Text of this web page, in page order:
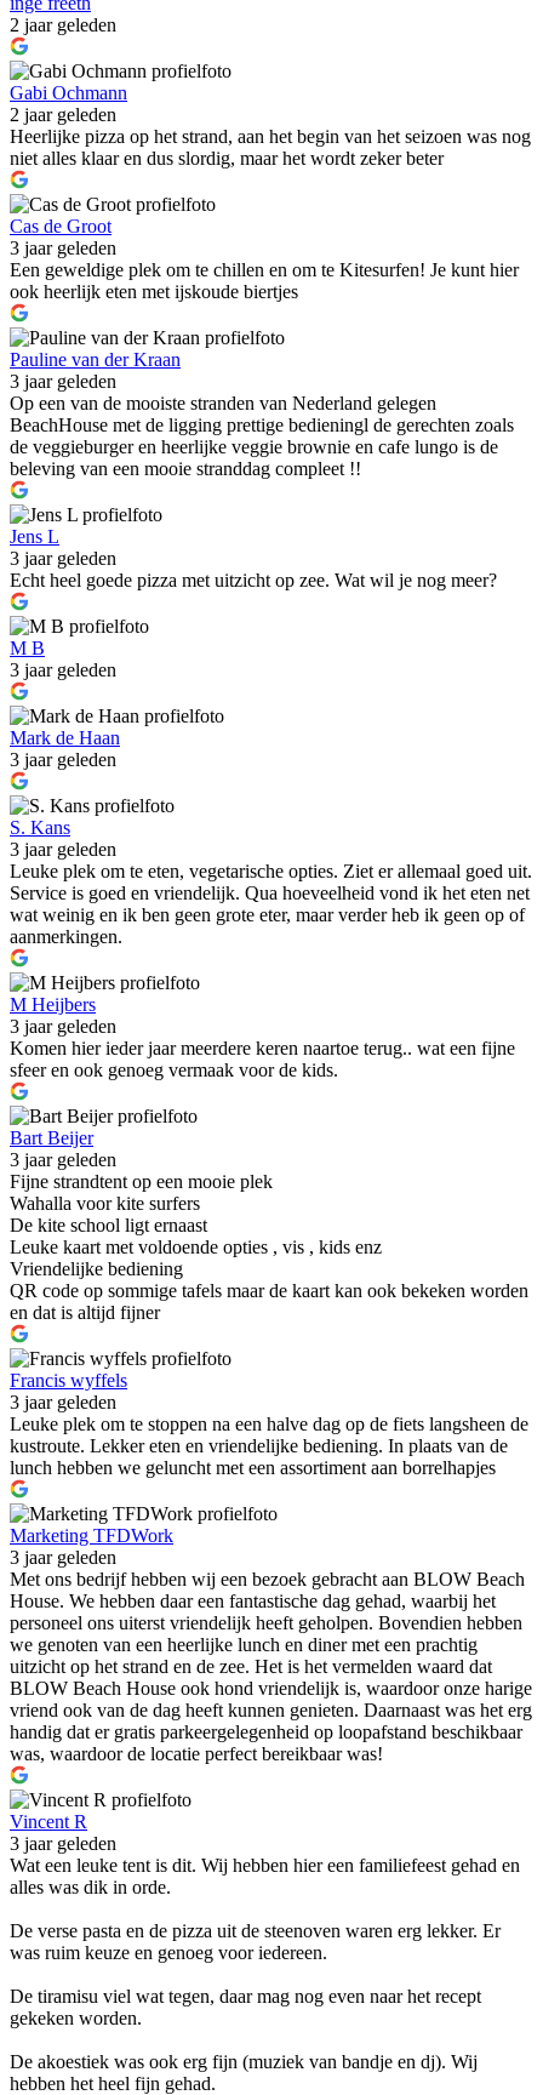
2 jaar geleden
Gabi Ochmann
2 jaar geleden
Heerlijke pizza op het strand, aan het begin van het seizoen was nog
niet alles klaar en dus slordig, maar het wordt zeker beter
Cas de Groot
3 jaar geleden
Een geweldige plek om te chillen en om te Kitesurfen! Je kunt hier
ook heerlijk eten met ijskoude biertjes
Pauline van der Kraan
3 jaar geleden
Op een van de mooiste stranden van Nederland gelegen
BeachHouse met de ligging prettige bedieningl de gerechten zoals
de veggieburger en heerlijke veggie brownie en cafe lungo is de
beleving van een mooie stranddag compleet !!
Jens L
3 jaar geleden
Echt heel goede pizza met uitzicht op zee. Wat wil je nog meer?
M B
3 jaar geleden
Mark de Haan
3 jaar geleden
S. Kans
3 jaar geleden
Leuke plek om te eten, vegetarische opties. Ziet er allemaal goed uit.
Service is goed en vriendelijk. Qua hoeveelheid vond ik het eten net
wat weinig en ik ben geen grote eter, maar verder heb ik geen op of
aanmerkingen.
M Heijbers
3 jaar geleden
Komen hier ieder jaar meerdere keren naartoe terug.. wat een fijne
sfeer en ook genoeg vermaak voor de kids.
Bart Beijer
3 jaar geleden
Fijne strandtent op een mooie plek
Wahalla voor kite surfers
De kite school ligt ernaast
Leuke kaart met voldoende opties , vis , kids enz
Vriendelijke bediening
QR code op sommige tafels maar de kaart kan ook bekeken worden
en dat is altijd fijner
Francis wyffels
3 jaar geleden
Leuke plek om te stoppen na een halve dag op de fiets langsheen de
kustroute. Lekker eten en vriendelijke bediening. In plaats van de
lunch hebben we geluncht met een assortiment aan borrelhapjes
Marketing TFDWork
3 jaar geleden
Met ons bedrijf hebben wij een bezoek gebracht aan BLOW Beach
House. We hebben daar een fantastische dag gehad, waarbij het
personeel ons uiterst vriendelijk heeft geholpen. Bovendien hebben
we genoten van een heerlijke lunch en diner met een prachtig
uitzicht op het strand en de zee. Het is het vermelden waard dat
BLOW Beach House ook hond vriendelijk is, waardoor onze harige
vriend ook van de dag heeft kunnen genieten. Daarnaast was het erg
handig dat er gratis parkeergelegenheid op loopafstand beschikbaar
was, waardoor de locatie perfect bereikbaar was!
Vincent R
3 jaar geleden
Wat een leuke tent is dit. Wij hebben hier een familiefeest gehad en
alles was dik in orde.
De verse pasta en de pizza uit de steenoven waren erg lekker. Er
was ruim keuze en genoeg voor iedereen.
De tiramisu viel wat tegen, daar mag nog even naar het recept
gekeken worden.
De akoestiek was ook erg fijn (muziek van bandje en dj). Wij
hebben het heel fijn gehad.